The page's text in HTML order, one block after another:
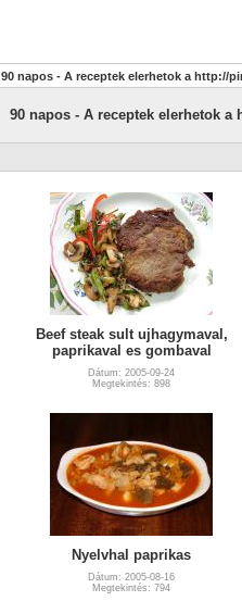
90 napos - A receptek elerhetok a http://
90 napos - A receptek elerhetok
Beef steak sult ujhagymaval,
paprikaval es gombaval
Dátum: 2005-09-24
Megtekintés: 898
Nyelvhal paprikas
Dátum: 2005-08-16
Megtekintés: 794